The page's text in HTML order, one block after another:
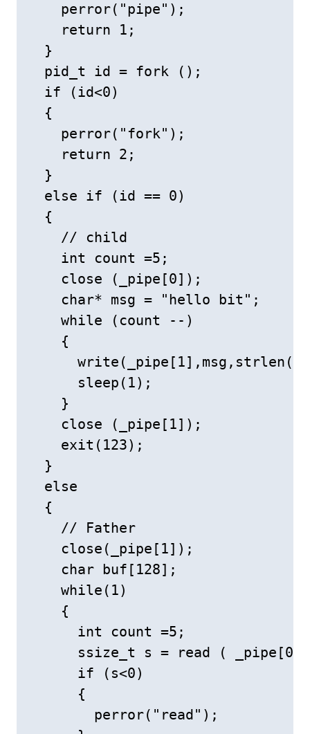
    perror("pipe");
    return 1;
  }
  pid_t id = fork ();
  if (id<0)
  {
    perror("fork");
    return 2;
  }
  else if (id == 0)
  {
    // child
    int count =5;
    close (_pipe[0]);
    char* msg = "hello bit";
    while (count --)
    {
      sleep(1);
    }
    close (_pipe[1]);
    exit(123);
  }
  else
  {
    // Father
    close(_pipe[1]);
    char buf[128];
    while(1)
    {
      int count =5;
ssize_t s = read (
      if (s<0)
      {
        perror("read");